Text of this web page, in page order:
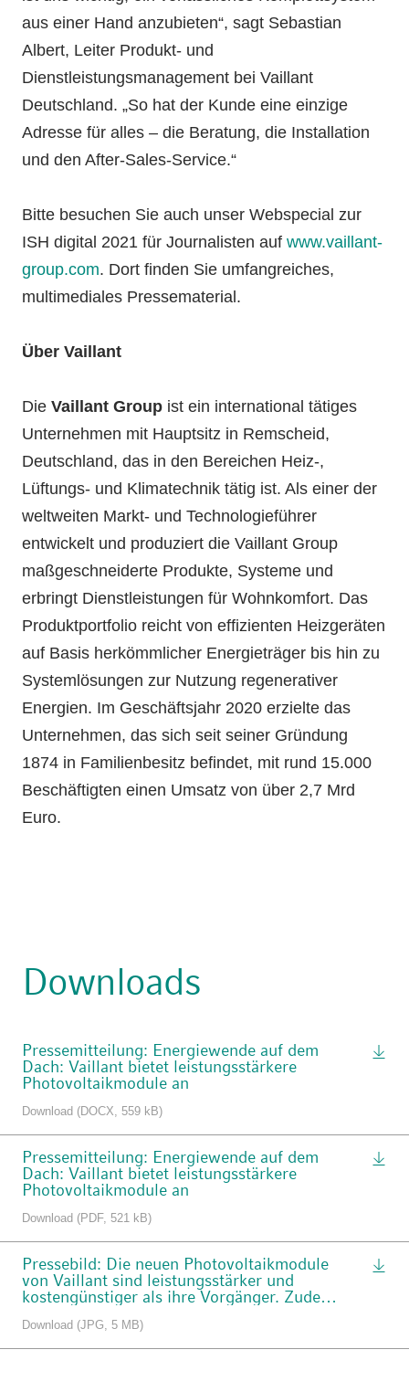
aus einer Hand anzubieten“, sagt Sebastian
Albert, Leiter Produkt- und
Dienstleistungsmanagement bei Vaillant
Deutschland. „So hat der Kunde eine einzige
Adresse für alles – die Beratung, die Installation
und den After-Sales-Service.“
Bitte besuchen Sie auch unser Webspecial zur
ISH digital 2021 für Journalisten auf www.vaillant-
group.com. Dort finden Sie umfangreiches,
multimediales Pressematerial.
Über Vaillant
Die Vaillant Group ist ein international tätiges
Unternehmen mit Hauptsitz in Remscheid,
Deutschland, das in den Bereichen Heiz-,
Lüftungs- und Klimatechnik tätig ist. Als einer der
weltweiten Markt- und Technologieführer
entwickelt und produziert die Vaillant Group
maßgeschneiderte Produkte, Systeme und
erbringt Dienstleistungen für Wohnkomfort. Das
Produktportfolio reicht von effizienten Heizgeräten
auf Basis herkömmlicher Energieträger bis hin zu
Systemlösungen zur Nutzung regenerativer
Energien. Im Geschäftsjahr 2020 erzielte das
Unternehmen, das sich seit seiner Gründung
1874 in Familienbesitz befindet, mit rund 15.000
Beschäftigten einen Umsatz von über 2,7 Mrd
Euro.
Downloads
Pressemitteilung: Energiewende auf dem
Dach: Vaillant bietet leistungsstärkere
Photovoltaikmodule an
Download (DOCX, 559 kB)
Pressemitteilung: Energiewende auf dem
Dach: Vaillant bietet leistungsstärkere
Photovoltaikmodule an
Download (PDF, 521 kB)
Pressebild: Die neuen Photovoltaikmodule
von Vaillant sind leistungsstärker und
kostengünstiger als ihre Vorgänger. Zudem
Garantie. Bildquelle: Vaillant
Download (JPG, 5 MB)